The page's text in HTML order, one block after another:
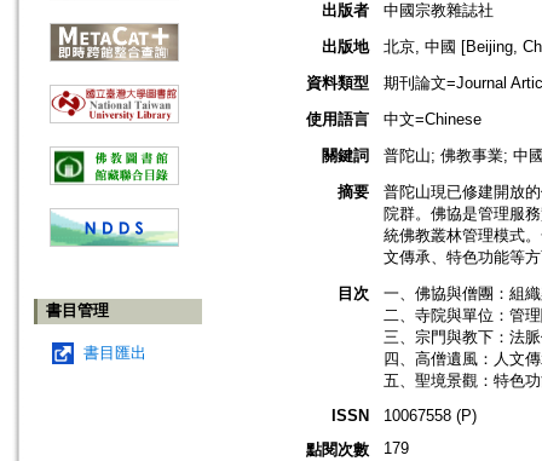
書目管理
書目匯出
出版者
中國宗教雜誌社
出版地
北京, 中國 [Beijing,
資料類型
期刊論文=Journal
使用語言
中文=Chinese
關鍵詞
普陀山; 佛教事業; 中
摘要
普陀山現已修建開放
院群。佛協是管理服
統佛教叢林管理模式
文傳承、特色功能等
目次
一、佛協與僧團：組
二、寺院與單位：管
三、宗門與教下：法
四、高僧遺風：人文
五、聖境景觀：特色
ISSN
10067558 (P)
點閱次數
179